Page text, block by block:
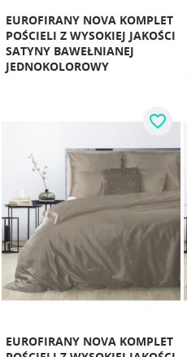
EUROFIRANY NOVA KOMPLET
POŚCIELI Z WYSOKIEJ JAKOŚCI
SATYNY BAWEŁNIANEJ
JEDNOKOLOROWY
EUROFIRANY NOVA KOMPLET
favorite_border